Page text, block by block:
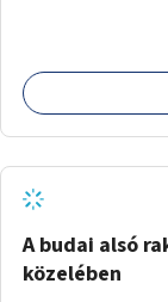
A budai alsó
közelében